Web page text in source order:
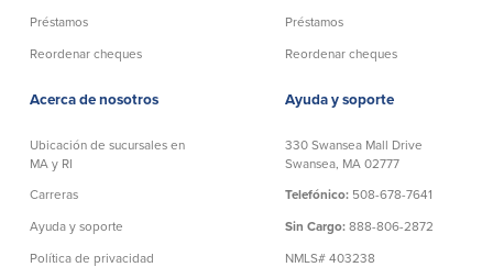
Préstamos
Reordenar cheques
Préstamos
Reordenar cheques
Acerca de nosotros
Ubicación de sucursales en
MA y RI
Carreras
Ayuda y soporte
Política de privacidad
Ayuda y soporte
330 Swansea Mall Drive
Swansea, MA 02777
Telefónico: 508-678-7641
Sin Cargo: 888-806-2872
NMLS# 403238